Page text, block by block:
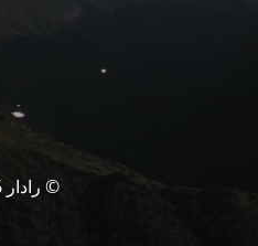
© رادار 2026